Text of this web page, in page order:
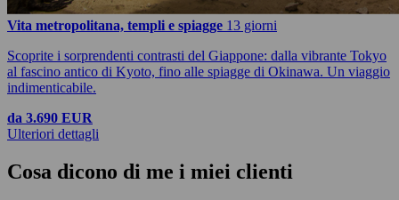
Vita metropolitana, templi e spiagge 13 giorni
Scoprite i sorprendenti contrasti del Giappone: dalla vibrante Tokyo
al fascino antico di Kyoto, fino alle spiagge di Okinawa. Un viaggio
indimenticabile.
da 3.690 EUR
Ulteriori dettagli
Cosa dicono di me i miei clienti